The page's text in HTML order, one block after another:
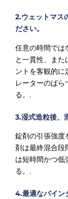
2.ウェットマス
ださい。
任意の時間では
と一貫性、また
ントを客観的
レーターのば
る。.
3.湿式造粒後、
錠剤の引張強度
剤は最終混合段
は短時間かつ低
る。.
4.最適なバイン